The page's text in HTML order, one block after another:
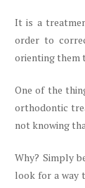
It is a
order to
orienting them
One of the
orthodontic
not knowing
Why? Simply
look for a way